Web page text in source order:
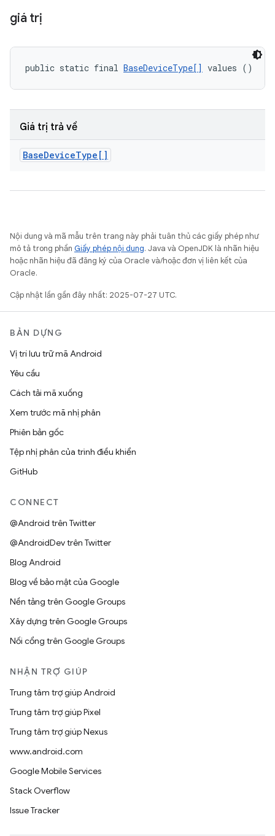
giá trị
public static final BaseDeviceType[] values ()
Giá trị trả về
BaseDeviceType[]
Nội dung và mã mẫu trên trang này phải tuân thủ các giấy phép như
mô tả trong phần Giấy phép nội dung. Java và OpenJDK là nhãn hiệu
hoặc nhãn hiệu đã đăng ký của Oracle và/hoặc đơn vị liên kết của
Oracle.
Cập nhật lần gần đây nhất: 2025-07-27 UTC.
BẢN DỰNG
Vị trí lưu trữ mã Android
Yêu cầu
Cách tải mã xuống
Xem trước mã nhị phân
Phiên bản gốc
Tệp nhị phân của trình điều khiển
GitHub
CONNECT
@Android trên Twitter
@AndroidDev trên Twitter
Blog Android
Blog về bảo mật của Google
Nền tảng trên Google Groups
Xây dựng trên Google Groups
Nối cổng trên Google Groups
NHẬN TRỢ GIÚP
Trung tâm trợ giúp Android
Trung tâm trợ giúp Pixel
Trung tâm trợ giúp Nexus
www.android.com
Google Mobile Services
Stack Overflow
Issue Tracker